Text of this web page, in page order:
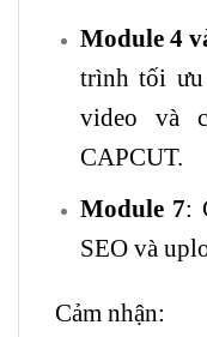
Module 4
trình tối ưu
video và
CAPCUT.
Module 7:
SEO và
Cảm nhận: